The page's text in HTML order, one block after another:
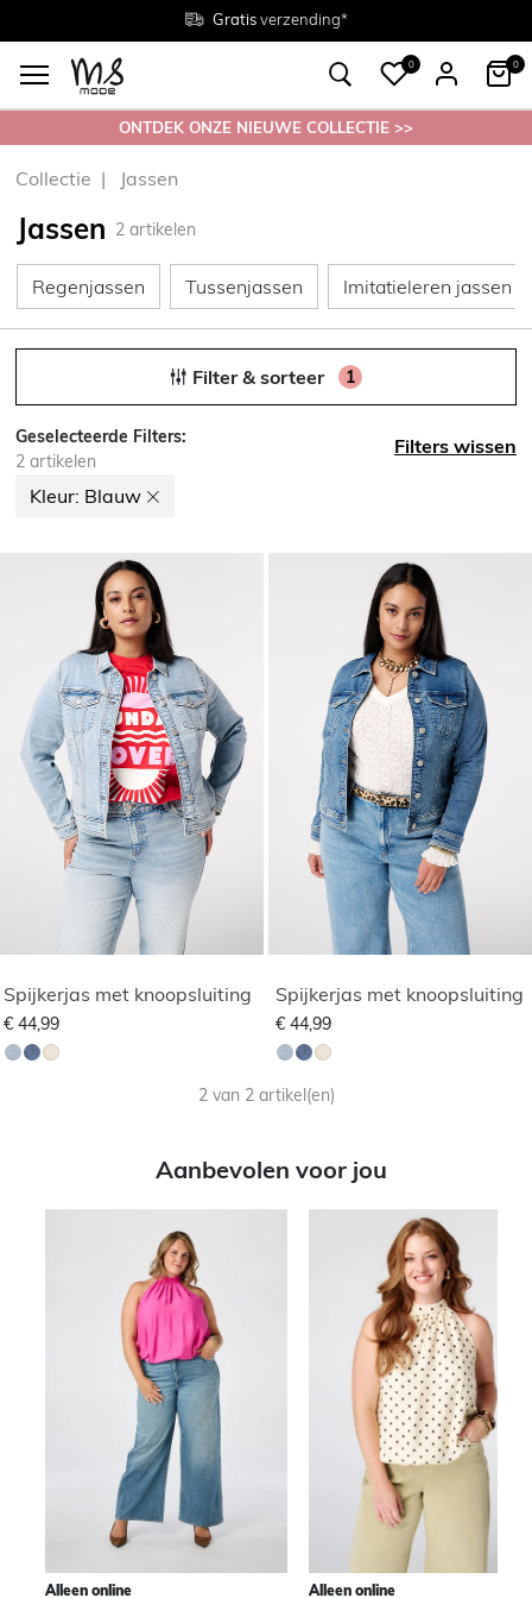
Gratisverzending*
Maten38 - 54
Gratisretourneren in de winkel
0 0
ONTDEK ONZE NIEUWE COLLECTIE >>
Collectie Jassen
Jassen 2 artikelen
Regenjassen Regenjassen
Tussenjassen Tussenjassen
Imitatieleren jassen
Filter & sorteer 1
Geselecteerde Filters:
2 artikelen
Filters wissen
Kleur: Blauw
Spijkerjas met knoopsluiting
€ 44,99
Spijkerjas met knoopsluiting
€ 44,99
2 van 2 artikel(en)
Aanbevolen voor jou
Alleen online Alleen online